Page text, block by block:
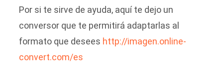
Por si te sirve de ayuda, aquí te dejo un
conversor que te permitirá adaptarlas al
formato que desees http://imagen.online-
convert.com/es